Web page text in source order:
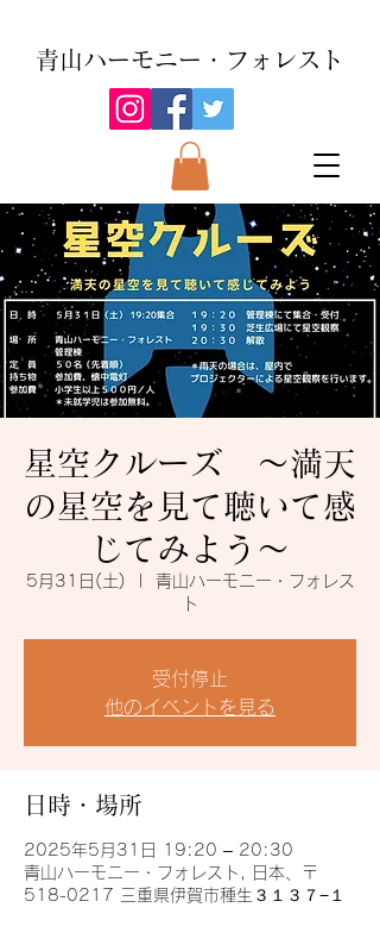
青山ハーモニー・フォレスト
星空クルーズ ～満天
の星空を見て聴いて感
じてみよう～
5月31日(土)
青山ハーモニー・フォレス
ト
受付停止
他のイベントを見る
日時・場所
2025年5月31日 19:20 – 20:30
青山ハーモニー・フォレスト, 日本、〒
518-0217 三重県伊賀市種生３１３７−１